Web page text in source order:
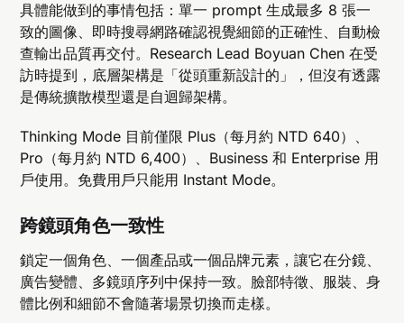
具體能做到的事情包括：單一 prompt 生成最多 8 張一
致的圖像、即時搜尋網路確認視覺細節的正確性、自動檢
查輸出品質再交付。Research Lead Boyuan Chen 在受
訪時提到，底層架構是「從頭重新設計的」，但沒有透露
是傳統擴散模型還是自迴歸架構。
Thinking Mode 目前僅限 Plus（每月約 NTD 640）、
Pro（每月約 NTD 6,400）、Business 和 Enterprise 用
戶使用。免費用戶只能用 Instant Mode。
跨鏡頭角色一致性
鎖定一個角色、一個產品或一個品牌元素，讓它在分鏡、
廣告變體、多鏡頭序列中保持一致。臉部特徵、服裝、身
體比例和細節不會隨著場景切換而走樣。